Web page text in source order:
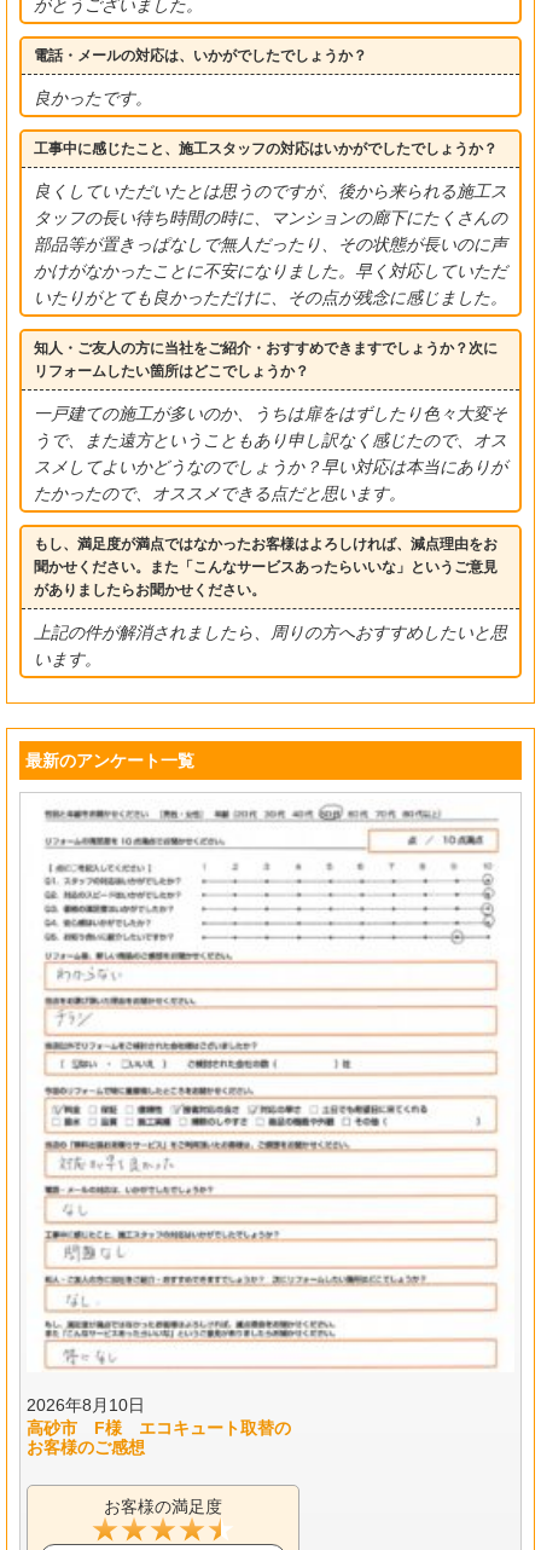
がとうございました。
電話・メールの対応は、いかがでしたでしょうか？
良かったです。
工事中に感じたこと、施工スタッフの対応はいかがでしたでしょうか？
良くしていただいたとは思うのですが、後から来られる施工ス
タッフの長い待ち時間の時に、マンションの廊下にたくさんの
部品等が置きっぱなしで無人だったり、その状態が長いのに声
かけがなかったことに不安になりました。早く対応していただ
いたりがとても良かっただけに、その点が残念に感じました。
知人・ご友人の方に当社をご紹介・おすすめできますでしょうか？次に
リフォームしたい箇所はどこでしょうか？
一戸建ての施工が多いのか、うちは扉をはずしたり色々大変そ
うで、また遠方ということもあり申し訳なく感じたので、オス
スメしてよいかどうなのでしょうか？早い対応は本当にありが
たかったので、オススメできる点だと思います。
もし、満足度が満点ではなかったお客様はよろしければ、減点理由をお
聞かせください。また「こんなサービスあったらいいな」というご意見
がありましたらお聞かせください。
上記の件が解消されましたら、周りの方へおすすめしたいと思
います。
最新のアンケート一覧
2026年8月10日
高砂市 F様 エコキュート取替の
お客様のご感想
お客様の満足度